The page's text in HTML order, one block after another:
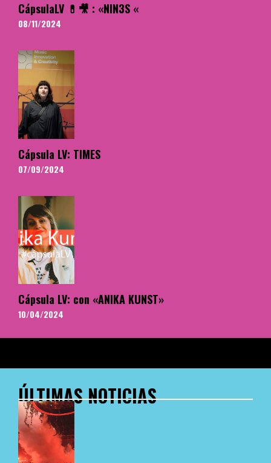
CápsulaLV 💊🎥 : «NIN3S «
08/11/2024
Cápsula LV: TIMES
07/09/2024
Cápsula LV: con «ANIKA KUNST»
10/04/2024
ÚLTIMAS NOTICIAS